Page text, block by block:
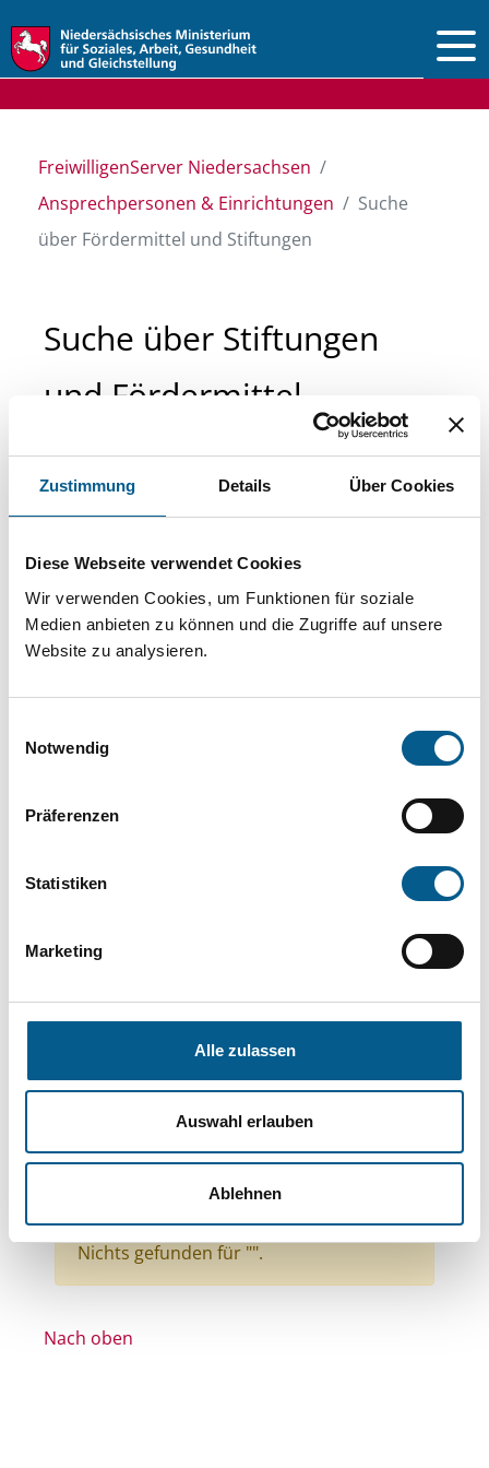
Zustimmung Details Über Cookies
Diese Webseite verwendet Cookies
Wir verwenden Cookies, um Funktionen für soziale
Medien anbieten zu können und die Zugriffe auf unsere
Website zu analysieren.
Notwendig
Präferenzen
Statistiken
Marketing
Alle zulassen
Auswahl erlauben
Ablehnen
FreiwilligenServer Niedersachsen
Ansprechpersonen & Einrichtungen
Suche
über Fördermittel und Stiftungen
Suche über Stiftungen
und Fördermittel
Sie suchen finanzielle Unterstützung für ein
Projekt oder ein Vorhaben? Hier können Sie
Stiftungsdatenbank recherchieren. Bei der
Suche bitte die Groß- und Kleinschreibung
beachten.
können durch die Wahl von Bereichen oder
Suchen
Themen: Kinder, Jugendliche & Familie
Themen: Wohltätige Zwecke
Themen: Wissenschaft und Forschung
Themen: Seniorinnen, Senioren & Pflege
Themen: Denkmalschutz
Themen: Heimatpflege
Alle Filter entfernen
Nichts gefunden für "".
Nach oben